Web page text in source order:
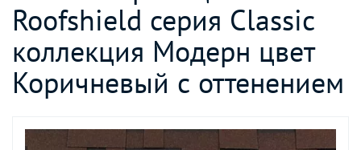
Roofshield серия Classic
коллекция Модерн цвет
Коричневый с оттенением